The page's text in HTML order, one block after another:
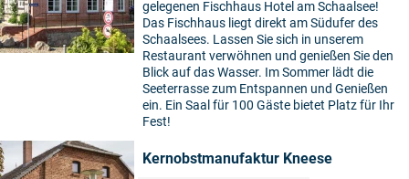
gelegenen Fischhaus Hotel am Schaalsee!
Das Fischhaus liegt direkt am Südufer des
Schaalsees. Lassen Sie sich in unserem
Restaurant verwöhnen und genießen Sie den
Blick auf das Wasser. Im Sommer lädt die
Seeterrasse zum Entspannen und Genießen
ein. Ein Saal für 100 Gäste bietet Platz für Ihr
Fest!
Kernobstmanufaktur Kneese